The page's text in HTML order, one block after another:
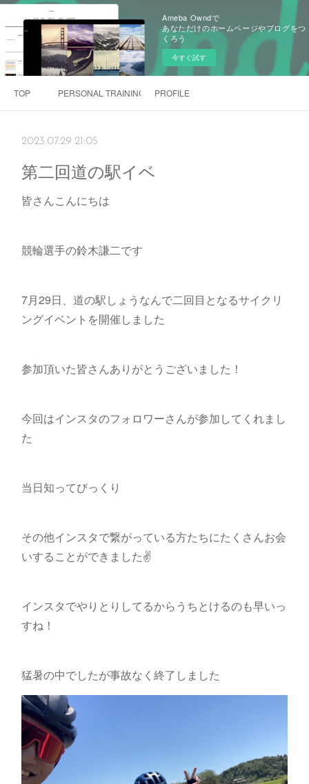
Ameba Owndで
あなただけのホームページやブログをつ
くろう
今すぐ試す
TOP PERSONAL TRAINING 「Rebeyond」
PROFILE
2023.07.29 21:05
第二回道の駅イベ
皆さんこんにちは
競輪選手の鈴木謙二です
7月29日、道の駅しょうなんで二回目となるサイクリ
ングイベントを開催しました
参加頂いた皆さんありがとうございました！
今回はインスタのフォロワーさんが参加してくれまし
た
当日知ってびっくり
その他インスタで繋がっている方たちにたくさんお会
いすることができました✌️
インスタでやりとりしてるからうちとけるのも早いっ
すね！
猛暑の中でしたが事故なく終了しました